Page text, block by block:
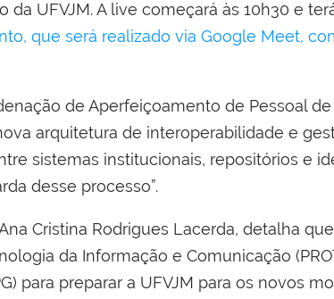
UFVJM. A live começará às 10h30 e
que será realizado via Google Meet,
de Aperfeiçoamento de Pessoal
arquitetura de interoperabilidade e
sistemas institucionais, repositórios e
desse processo”.
Cristina Rodrigues Lacerda, detalha
da Informação e Comunicação
para preparar a UFVJM para os novos